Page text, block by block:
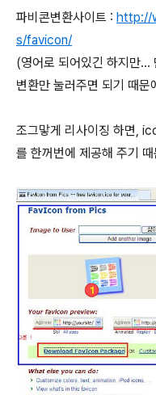
파비콘변환사이트 : http://
s/favicon/
(영어로 되어있긴 하지만...
변환만 눌러주면 되기 때문
조그맣게 리사이징 하면,
를 한꺼번에 제공해 주기